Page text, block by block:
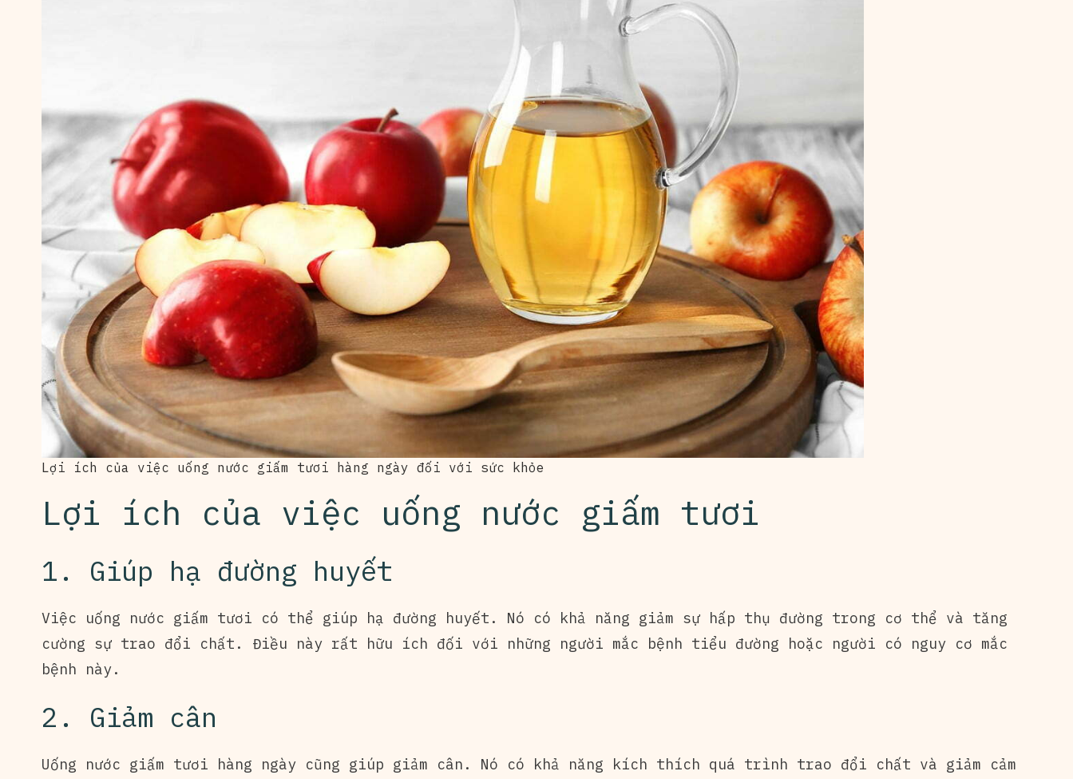
Lợi ích của việc uống nước giấm tươi hàng ngày đối với sức khỏe
Lợi ích của việc uống nước giấm tươi
1. Giúp hạ đường huyết
Việc uống nước giấm tươi có thể giúp hạ đường huyết. Nó có khả năng giảm sự hấp thụ đường trong cơ thể và tăng
cường sự trao đổi chất. Điều này rất hữu ích đối với những người mắc bệnh tiểu đường hoặc người có nguy cơ mắc
bệnh này.
2. Giảm cân
Uống nước giấm tươi hàng ngày cũng giúp giảm cân. Nó có khả năng kích thích quá trình trao đổi chất và giảm cảm